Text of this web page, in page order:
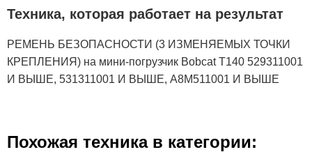
Техника, которая работает на результат
РЕМЕНЬ БЕЗОПАСНОСТИ (3 ИЗМЕНЯЕМЫХ ТОЧКИ
КРЕПЛЕНИЯ) на мини-погрузчик Bobcat T140 529311001
И ВЫШЕ, 531311001 И ВЫШЕ, A8M511001 И ВЫШЕ
Похожая техника в категории: